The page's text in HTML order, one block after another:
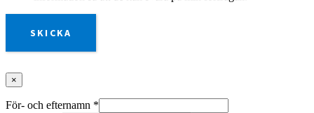
SKICKA
×
För- och efternamn *